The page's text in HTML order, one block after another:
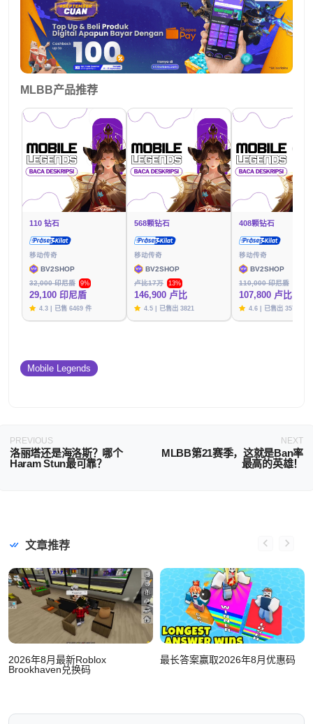
MLBB产品推荐
110 钻石
移动传奇
BV2SHOP
32,000 印尼盾
9%
29,100 印尼盾
4.3 | 已售 6469 件
568颗钻石
移动传奇
BV2SHOP
卢比17万
13%
146,900 卢比
4.5 | 已售出 3821
408颗钻石
移动传奇
BV2SHOP
110,000 印尼盾
107,800 卢比
4.6 | 已售出 3576
Mobile Legends
PREVIOUS
洛丽塔还是海洛斯？哪个
Haram Stun最可靠？
NEXT
MLBB第21赛季，这就是Ban率
最高的英雄！
文章推荐
2026年8月最新Roblox
Brookhaven兑换码
最长答案赢取2026年8月优惠码